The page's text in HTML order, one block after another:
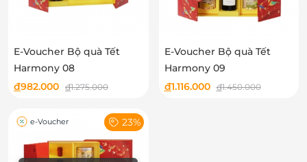
E-Voucher Bộ quà Tết
Harmony 08
đ982.000 đ1.275.000
E-Voucher Bộ quà Tết
Harmony 09
đ1.116.000 đ1.450.000
e-Voucher 23%